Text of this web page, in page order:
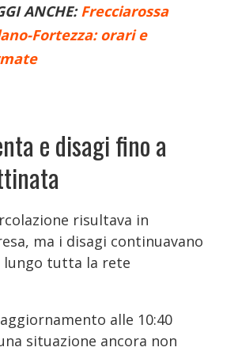
ANCHE: Frecciarossa
Fortezza: orari e
e disagi fino a
risultava in
ma i disagi continuavano
lungo tutta la rete
alle 10:40
situazione ancora non